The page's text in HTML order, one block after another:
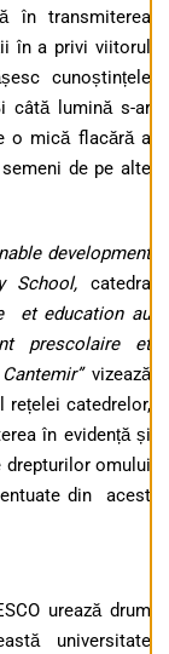
în transmiterea
în a privi viitorul
cunoștințele
câtă lumină s-ar
o mică flacără a
de pe alte
development
School, catedra
et education au
prescolaire et
vizează
catedrelor,
în evidență și
drepturilor omului
din acest
urează drum
universitate